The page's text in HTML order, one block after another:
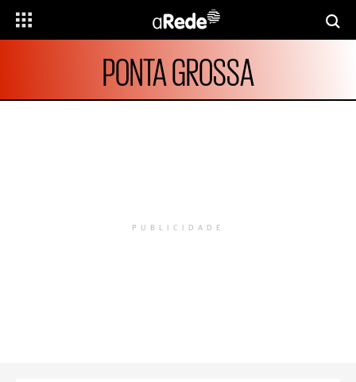
PONTA GROSSA
PUBLICIDADE